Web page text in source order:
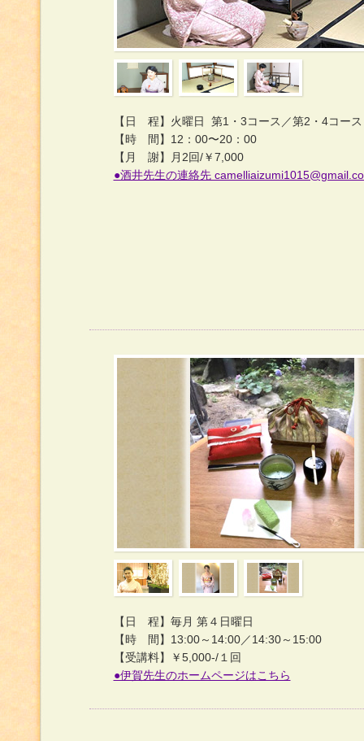
【日 程】火曜日 第1・3コース／第2・4コース
【時 間】12：00〜20：00
【月 謝】月2回/￥7,000
●酒井先生の連絡先
【日 程】毎月 第４日曜日
【時 間】13:00～14:00／14:30～15:00
【受講料】￥5,000-/１回
●伊賀先生のホームページはこちら